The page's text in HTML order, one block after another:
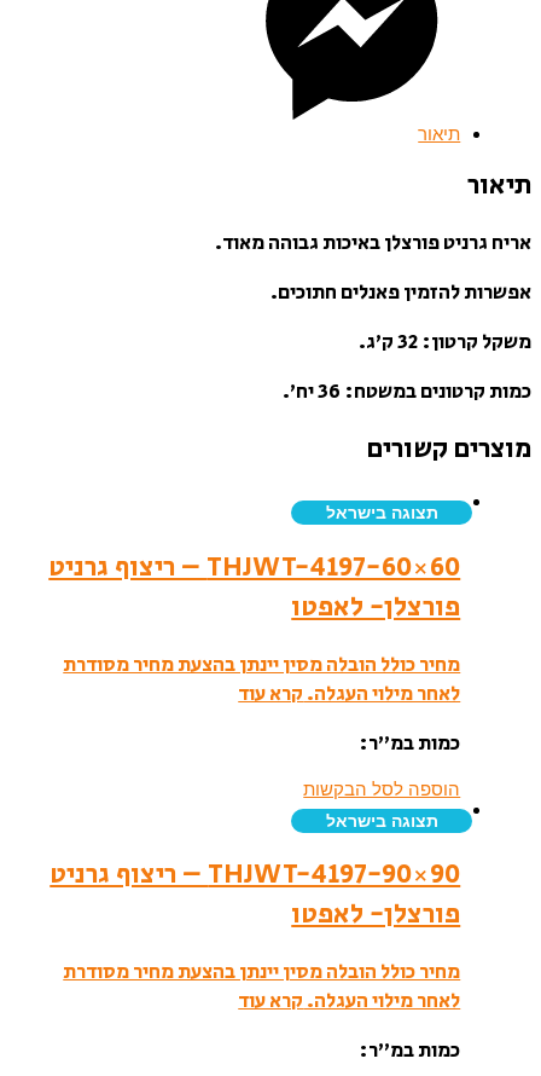
תיאור
תיאור
אריח גרניט פורצלן באיכות גבוהה מאוד.
אפשרות להזמין פאנלים חתוכים.
משקל קרטון: 32 ק’ג.
כמות קרטונים במשטח: 36 יח’.
מוצרים קשורים
תצוגה בישראל
THJWT-4197-60×60 – ריצוף גרניט
פורצלן- לאפטו
מחיר כולל הובלה מסין יינתן בהצעת מחיר מסודרת
לאחר מילוי העגלה. קרא עוד
כמות במ”ר:
הוספה לסל הבקשות
תצוגה בישראל
THJWT-4197-90×90 – ריצוף גרניט
פורצלן- לאפטו
מחיר כולל הובלה מסין יינתן בהצעת מחיר מסודרת
לאחר מילוי העגלה.קרא עוד
כמות במ”ר: